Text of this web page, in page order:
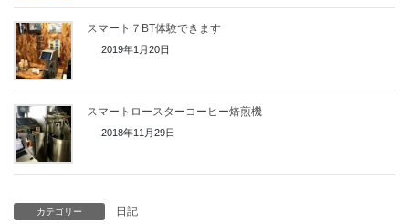
スマート７BT体験できます
2019年1月20日
スマートロースターコーヒー焙煎機
2018年11月29日
カテゴリー 日記